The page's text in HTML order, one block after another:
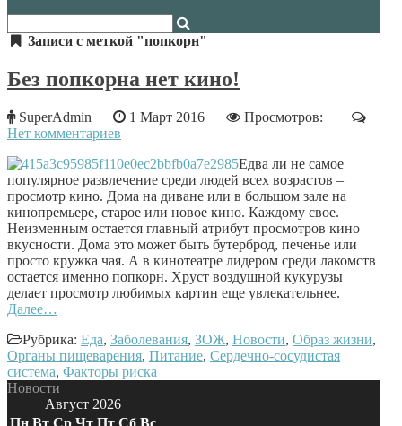
Записи с меткой "попкорн"
Без попкорна нет кино!
SuperAdmin 1 Март 2016
Просмотров:
Нет комментариев
Едва ли не самое
популярное развлечение среди людей всех возрастов –
просмотр кино. Дома на диване или в большом зале на
кинопремьере, старое или новое кино. Каждому свое.
Неизменным остается главный атрибут просмотров кино –
вкусности. Дома это может быть бутерброд, печенье или
просто кружка чая. А в кинотеатре лидером среди лакомств
остается именно попкорн. Хруст воздушной кукурузы
делает просмотр любимых картин еще увлекательнее.
Далее…
Рубрика: Еда, Заболевания, ЗОЖ, Новости, Образ жизни,
Органы пищеварения, Питание, Сердечно-сосудистая
система, Факторы риска
Новости
Август 2026
Пн Вт Ср Чт Пт Сб Вс